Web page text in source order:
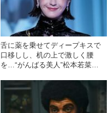
舌に薬を乗せてディープキスで
口移しし、机の上で激しく腰
を…“がんばる美人”松本若菜